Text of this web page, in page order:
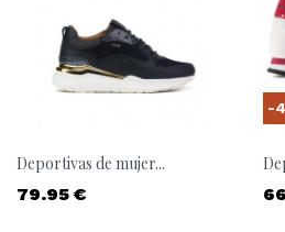
Deportivas de mujer...
Precio
79.95 €
-